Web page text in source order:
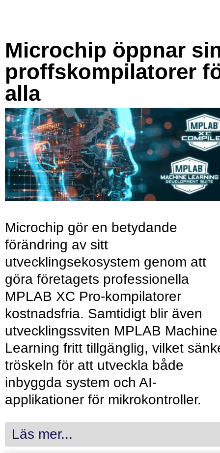
Microchip öppnar
proffskompilatorer
alla
Microchip gör en betydande
förändring av sitt
utvecklingsekosystem genom att
göra företagets professionella
MPLAB XC Pro-kompilatorer
kostnadsfria. Samtidigt blir även
utvecklingssviten MPLAB Machine
Learning fritt tillgänglig, vilket
tröskeln för att utveckla både
inbyggda system och AI-
applikationer för mikrokontroller.
Läs mer...